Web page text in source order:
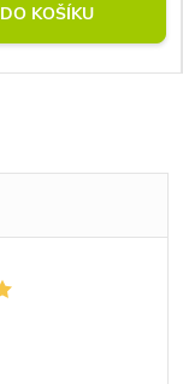
DO KOŠÍKU